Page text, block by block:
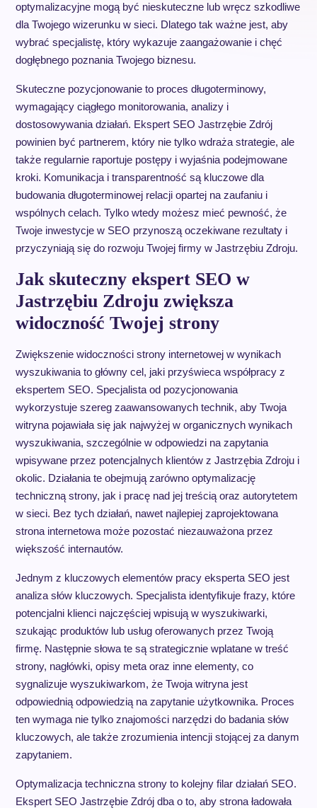
optymalizacyjne mogą być nieskuteczne lub wręcz szkodliwe
dla Twojego wizerunku w sieci. Dlatego tak ważne jest, aby
wybrać specjalistę, który wykazuje zaangażowanie i chęć
dogłębnego poznania Twojego biznesu.
Skuteczne pozycjonowanie to proces długoterminowy,
wymagający ciągłego monitorowania, analizy i
dostosowywania działań. Ekspert SEO Jastrzębie Zdrój
powinien być partnerem, który nie tylko wdraża strategie, ale
także regularnie raportuje postępy i wyjaśnia podejmowane
kroki. Komunikacja i transparentność są kluczowe dla
budowania długoterminowej relacji opartej na zaufaniu i
wspólnych celach. Tylko wtedy możesz mieć pewność, że
Twoje inwestycje w SEO przynoszą oczekiwane rezultaty i
przyczyniają się do rozwoju Twojej firmy w Jastrzębiu Zdroju.
Jak skuteczny ekspert SEO w
Jastrzębiu Zdroju zwiększa
widoczność Twojej strony
Zwiększenie widoczności strony internetowej w wynikach
wyszukiwania to główny cel, jaki przyświeca współpracy z
ekspertem SEO. Specjalista od pozycjonowania
wykorzystuje szereg zaawansowanych technik, aby Twoja
witryna pojawiała się jak najwyżej w organicznych wynikach
wyszukiwania, szczególnie w odpowiedzi na zapytania
wpisywane przez potencjalnych klientów z Jastrzębia Zdroju i
okolic. Działania te obejmują zarówno optymalizację
techniczną strony, jak i pracę nad jej treścią oraz autorytetem
w sieci. Bez tych działań, nawet najlepiej zaprojektowana
strona internetowa może pozostać niezauważona przez
większość internautów.
Jednym z kluczowych elementów pracy eksperta SEO jest
analiza słów kluczowych. Specjalista identyfikuje frazy, które
potencjalni klienci najczęściej wpisują w wyszukiwarki,
szukając produktów lub usług oferowanych przez Twoją
firmę. Następnie słowa te są strategicznie wplatane w treść
strony, nagłówki, opisy meta oraz inne elementy, co
sygnalizuje wyszukiwarkom, że Twoja witryna jest
odpowiednią odpowiedzią na zapytanie użytkownika. Proces
ten wymaga nie tylko znajomości narzędzi do badania słów
kluczowych, ale także zrozumienia intencji stojącej za danym
zapytaniem.
Optymalizacja techniczna strony to kolejny filar działań SEO.
Ekspert SEO Jastrzębie Zdrój dba o to, aby strona ładowała